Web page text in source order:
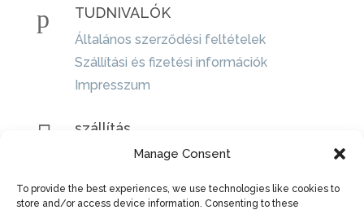
Manage Consent
To provide the best experiences, we use technologies like cookies to
store and/or access device information. Consenting to these
p TUDNIVALÓK
Általános szerződési feltételek
Szállítási és fizetési információk
Impresszum
 szállítás
Házhozszállítás DPD futárszolgálattal
személyes átvétele is lehetséges.